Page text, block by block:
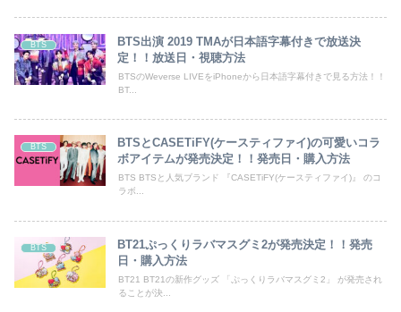
BTS
BTS出演 2019 TMAが日本語字幕付きで放送決
定！！放送日・視聴方法
BTSのWeverse LIVEをiPhoneから日本語字幕付きで見る方法！！
BT...
BTS
BTSとCASETiFY(ケースティファイ)の可愛いコラ
ボアイテムが発売決定！！発売日・購入方法
BTS BTSと人気ブランド 『CASETiFY(ケースティファイ)』 のコ
ラボ...
BTS
BT21ぷっくりラバマスグミ2が発売決定！！発売
日・購入方法
BT21 BT21の新作グッズ 「ぷっくりラバマスグミ2」 が発売され
ることが決...